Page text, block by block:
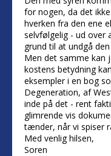
for nogen, da det
hverken fra den ene
selvfølgelig - ud over
grund til at undgå
Men det samme kan
kostens betydning
eksempler i en bog
Degeneration, af
inde på det - rent
glimrende vis
tænder, når vi spiser
Med venlig hilsen,
Soren